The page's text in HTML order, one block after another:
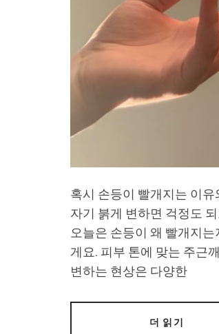
혹시 손등이 빨개지는 이
자기 붉게 변하면 걱정도
오늘은 손등이 왜 빨개지
게요. 피부 톤에 맞는 주근
변하는 현상은 다양한
더 읽기